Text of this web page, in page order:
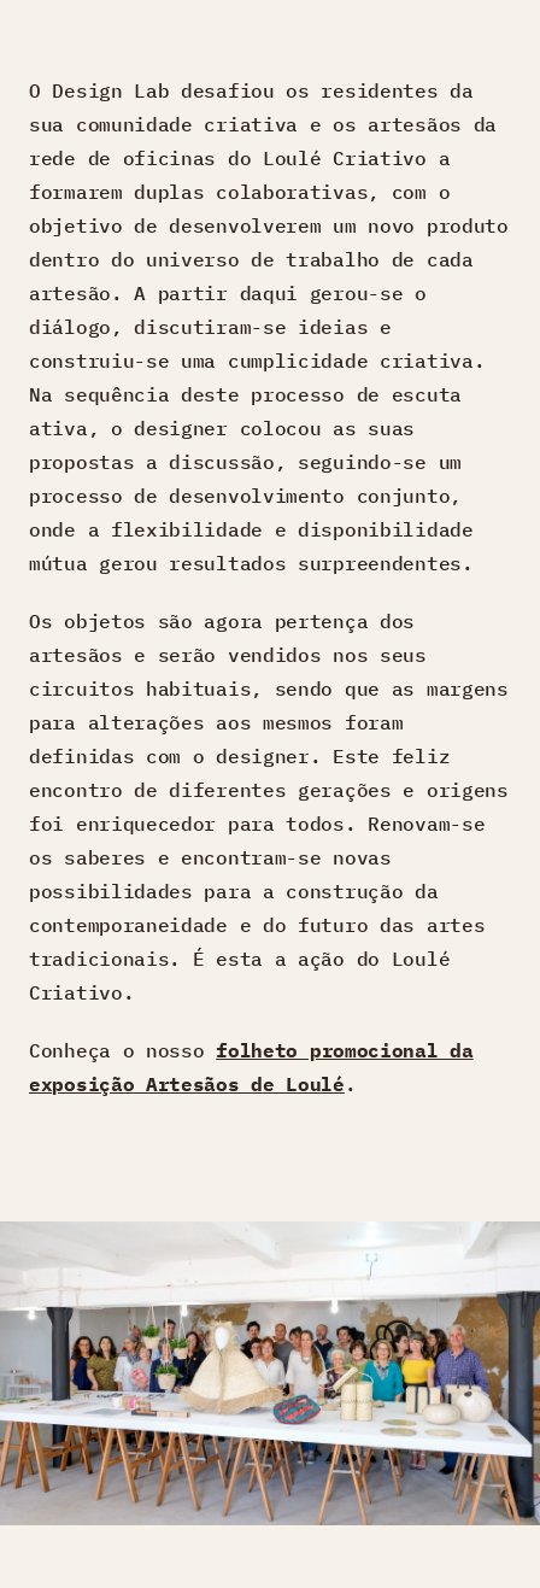
O Design Lab desafiou os residentes da
sua comunidade criativa e os artesãos da
rede de oficinas do Loulé Criativo a
formarem duplas colaborativas, com o
objetivo de desenvolverem um novo produto
dentro do universo de trabalho de cada
artesão. A partir daqui gerou-se o
diálogo, discutiram-se ideias e
construiu-se uma cumplicidade criativa.
Na sequência deste processo de escuta
ativa, o designer colocou as suas
propostas a discussão, seguindo-se um
processo de desenvolvimento conjunto,
onde a flexibilidade e disponibilidade
mútua gerou resultados surpreendentes.
Os objetos são agora pertença dos
artesãos e serão vendidos nos seus
circuitos habituais, sendo que as margens
para alterações aos mesmos foram
definidas com o designer. Este feliz
encontro de diferentes gerações e origens
foi enriquecedor para todos. Renovam-se
os saberes e encontram-se novas
possibilidades para a construção da
contemporaneidade e do futuro das artes
tradicionais. É esta a ação do Loulé
Criativo.
Conheça o nosso folheto promocional da
exposição Artesãos de Loulé .